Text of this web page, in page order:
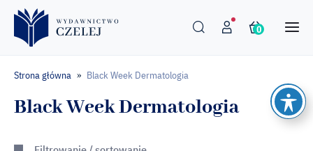
0
Strona główna » Black Week Dermatologia
Black Week Dermatologia